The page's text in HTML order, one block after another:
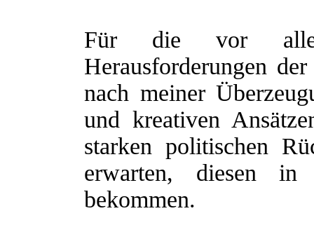
Für die vor allen
Herausforderungen
nach meiner
und kreativen
starken politischen
erwarten, diesen
bekommen.